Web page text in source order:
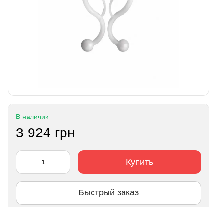
В наличии
3 924 грн
Купить
Быстрый заказ